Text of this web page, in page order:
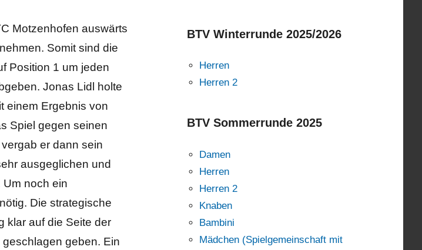
Motzenhofen auswärts
Somit sind die
Position 1 um jeden
Jonas Lidl holte
einem Ergebnis von
Spiel gegen seinen
er dann sein
ausgeglichen und
noch ein
Die strategische
klar auf die Seite der
geben. Ein
BTV Winterrunde 2025/2026
Herren
Herren 2
BTV Sommerrunde 2025
Damen
Herren
Herren 2
Knaben
Bambini
Mädchen (Spielgemeinschaft mit